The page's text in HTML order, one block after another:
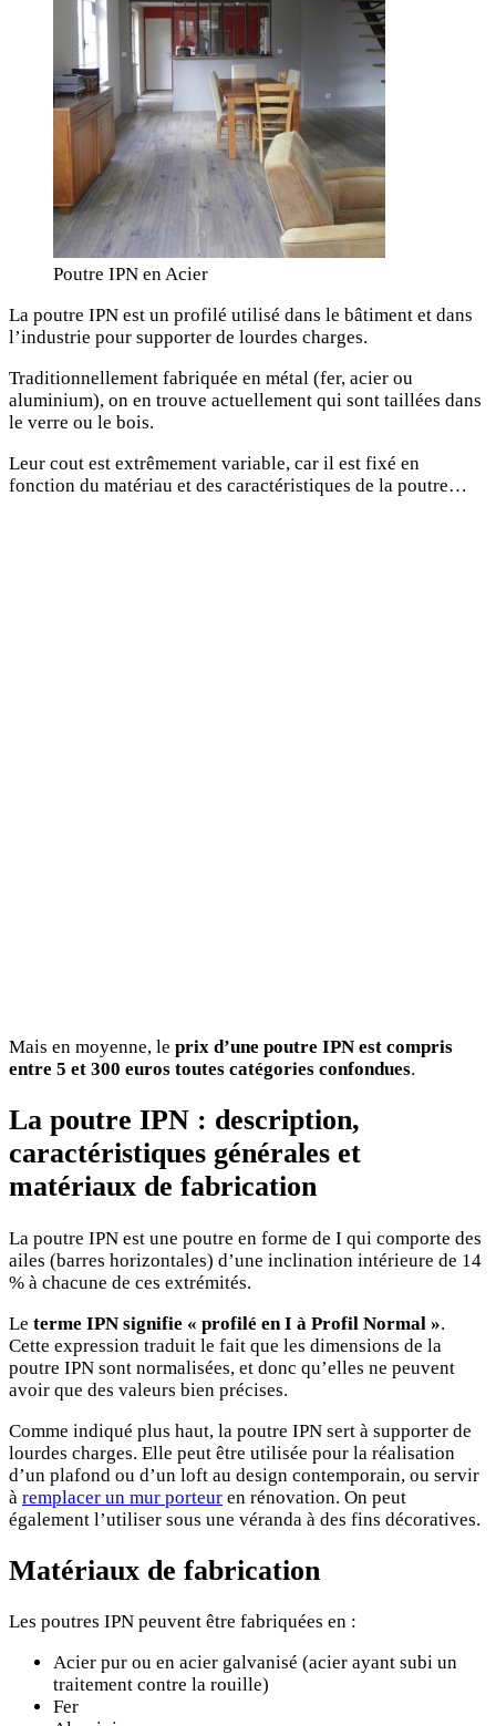
Poutre IPN en Acier
La poutre IPN est un profilé utilisé dans le bâtiment et dans
l’industrie pour supporter de lourdes charges.
Traditionnellement fabriquée en métal (fer, acier ou
aluminium), on en trouve actuellement qui sont taillées dans
le verre ou le bois.
Leur cout est extrêmement variable, car il est fixé en
fonction du matériau et des caractéristiques de la poutre…
Mais en moyenne, le prix d’une poutre IPN est compris
entre 5 et 300 euros toutes catégories confondues.
La poutre IPN : description,
caractéristiques générales et
matériaux de fabrication
La poutre IPN est une poutre en forme de I qui comporte des
ailes (barres horizontales) d’une inclination intérieure de 14
% à chacune de ces extrémités.
Le terme IPN signifie « profilé en I à Profil Normal ».
Cette expression traduit le fait que les dimensions de la
poutre IPN sont normalisées, et donc qu’elles ne peuvent
avoir que des valeurs bien précises.
Comme indiqué plus haut, la poutre IPN sert à supporter de
lourdes charges. Elle peut être utilisée pour la réalisation
d’un plafond ou d’un loft au design contemporain, ou servir
à remplacer un mur porteur en rénovation. On peut
également l’utiliser sous une véranda à des fins décoratives.
Matériaux de fabrication
Les poutres IPN peuvent être fabriquées en :
Acier pur ou en acier galvanisé (acier ayant subi un
traitement contre la rouille)
Fer